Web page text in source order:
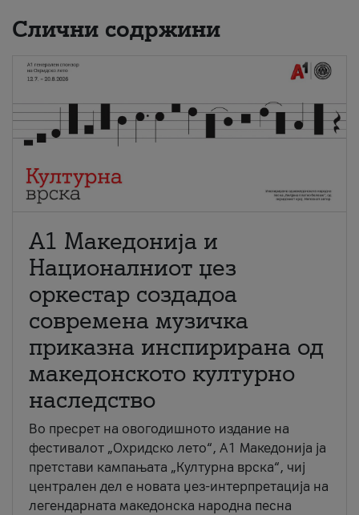
Слични содржини
А1 Македонија и
Националниот џез
оркестар создадоа
современа музичка
приказна инспирирана од
македонското културно
наследство
Во пресрет на овогодишното издание на
фестивалот „Охридско лето“, А1 Македонија ја
претстави кампањата „Културна врска“, чиј
централен дел е новата џез-интерпретација на
легендарната македонска народна песна